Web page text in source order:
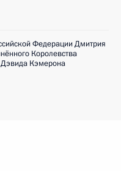
Федерации Дмитрия
Королевства
Кэмерона